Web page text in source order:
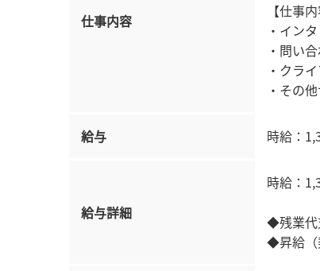
仕事内容
【仕事内
・イン
・問い
・クラ
・その
給与 時給：
給与詳細
時給：
◆残業代
◆昇給（